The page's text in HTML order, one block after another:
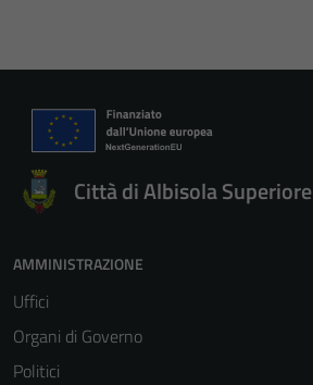
Città di Albisola Superiore
AMMINISTRAZIONE
Uffici
Organi di Governo
Politici